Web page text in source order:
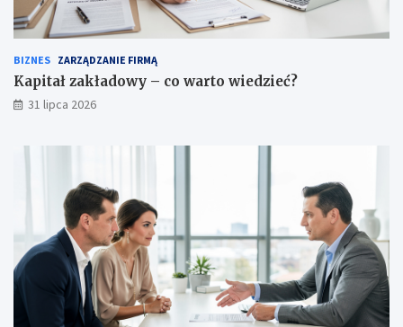
BIZNES ZARZĄDZANIE FIRMĄ
Kapitał zakładowy – co warto wiedzieć?
31 lipca 2026